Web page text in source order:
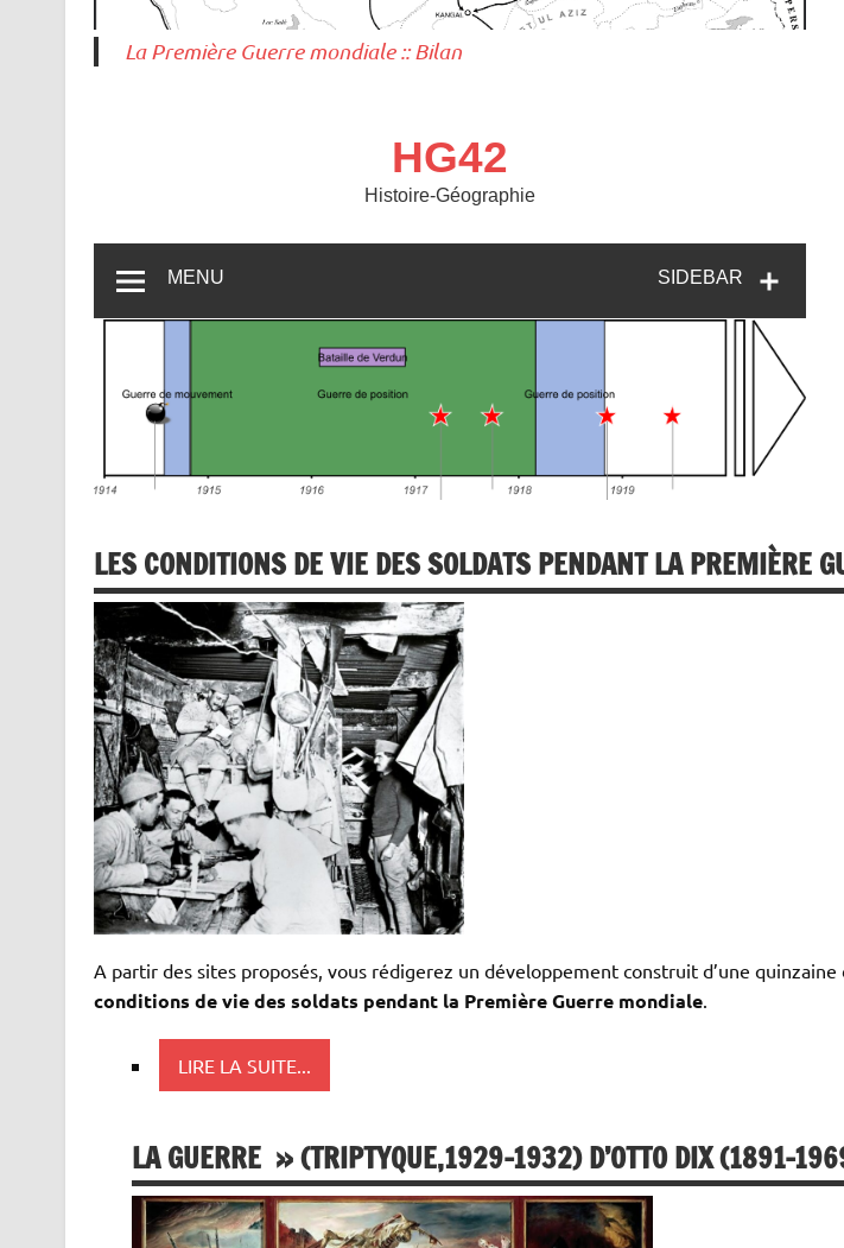
La Première Guerre mondiale :: Bilan
LES CONDITIONS DE VIE DES SOLDATS PENDANT LA PREMIÈRE
A partir des sites proposés, vous rédigerez un développement construit d’une quinzaine
conditions de vie des soldats pendant la Première Guerre mondiale.
LIRE LA SUITE...
LA GUERRE » (TRIPTYQUE,1929-1932) D’OTTO DIX (1891-